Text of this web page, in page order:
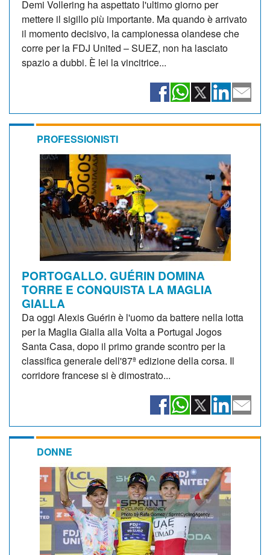
Demi Vollering ha aspettato l'ultimo giorno per
mettere il sigillo più importante. Ma quando è arrivato
il momento decisivo, la campionessa olandese che
corre per la FDJ United – SUEZ, non ha lasciato
spazio a dubbi. È lei la vincitrice...
PROFESSIONISTI
PORTOGALLO. GUÉRIN DOMINA
TORRE E CONQUISTA LA MAGLIA
GIALLA
Da oggi Alexis Guérin è l'uomo da battere nella lotta
per la Maglia Gialla alla Volta a Portugal Jogos
Santa Casa, dopo il primo grande scontro per la
classifica generale dell'87ª edizione della corsa. Il
corridore francese si è dimostrato...
DONNE